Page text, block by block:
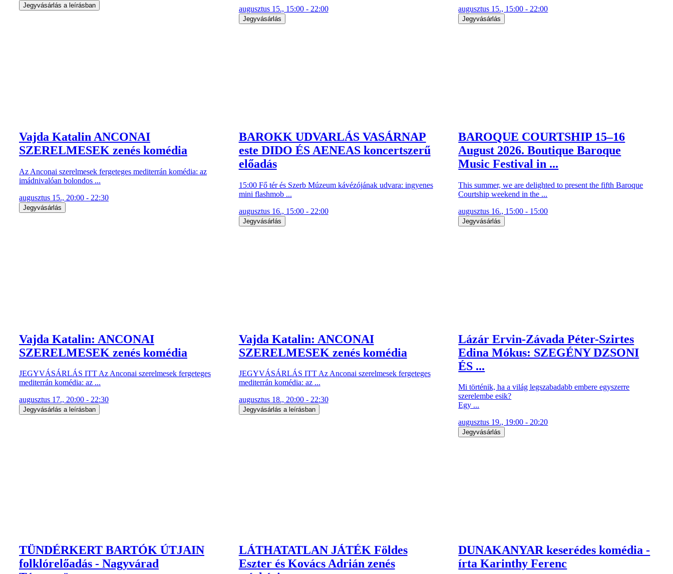
Jegyvásárlás a leírásban
augusztus 15., 15:00 - 22:00
Jegyvásárlás
augusztus 15., 15:00 - 22:00
Jegyvásárlás
Vajda Katalin ANCONAI
SZERELMESEK zenés komédia
Az Anconai szerelmesek fergeteges mediterrán komédia: az
imádnivalóan bolondos ...
augusztus 15., 20:00 - 22:30
Jegyvásárlás
BAROKK UDVARLÁS VASÁRNAP
este DIDO ÉS AENEAS koncertszerű
előadás
15:00 Fő tér és Szerb Múzeum kávézójának udvara: ingyenes
mini flashmob ...
augusztus 16., 15:00 - 22:00
Jegyvásárlás
BAROQUE COURTSHIP 15–16
August 2026. Boutique Baroque
Music Festival in ...
This summer, we are delighted to present the fifth Baroque
Courtship weekend in the ...
augusztus 16., 15:00 - 15:00
Jegyvásárlás
Vajda Katalin: ANCONAI
SZERELMESEK zenés komédia
JEGYVÁSÁRLÁS ITT Az Anconai szerelmesek fergeteges
mediterrán komédia: az ...
augusztus 17., 20:00 - 22:30
Jegyvásárlás a leírásban
Vajda Katalin: ANCONAI
SZERELMESEK zenés komédia
JEGYVÁSÁRLÁS ITT Az Anconai szerelmesek fergeteges
mediterrán komédia: az ...
augusztus 18., 20:00 - 22:30
Jegyvásárlás a leírásban
Lázár Ervin-Závada Péter-Szirtes
Edina Mókus: SZEGÉNY DZSONI
ÉS ...
Mi történik, ha a világ legszabadabb embere egyszerre
szerelembe esik?
Egy ...
augusztus 19., 19:00 - 20:20
Jegyvásárlás
TÜNDÉRKERT BARTÓK ÚTJAIN
folklórelőadás - Nagyvárad
LÁTHATATLAN JÁTÉK Földes
Eszter és Kovács Adrián zenés
DUNAKANYAR keserédes komédia -
írta Karinthy Ferenc